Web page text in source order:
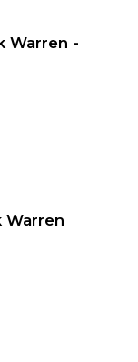
Warren -
Warren